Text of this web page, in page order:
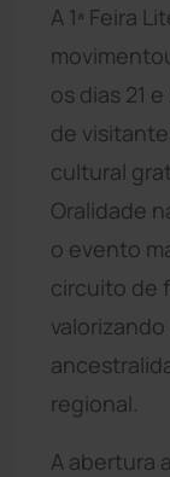
A 1ª Feira
os dias 21
de
cultural
Oralidade
o evento
circuito de
regional.
A abertura